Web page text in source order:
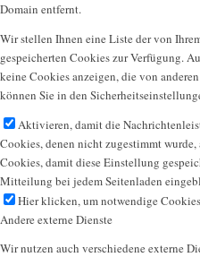
Domain entfernt.
Wir stellen Ihnen eine Liste der von
gespeicherten Cookies zur Verfügung.
keine Cookies anzeigen, die von
können Sie in den
Aktivieren, damit die
Cookies, denen nicht zugestimmt
Cookies, damit diese Einstellung
Mitteilung bei jedem Seitenladen
Hier klicken, um notwendige
Andere externe Dienste
Wir nutzen auch verschiedene externe